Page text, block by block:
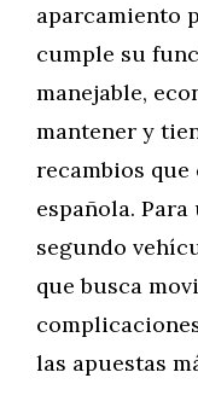
aparcamiento
cumple su
manejable,
mantener y
recambios
española.
segundo
que busca
las apuestas